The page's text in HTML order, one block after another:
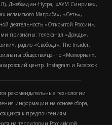
Джебхад-ан-Нусра, «АУМ Синрике»,
исламского Магриба», «Сеть»,
деятельность «Открытой России»,
признаны: телеканал «Дождь»,
радио «Свобода», The Insider,
общество/центр «Мемориал»,
центр. Instagram и Facebook
рекомендательные технологии
информации на основе сбора,
к предпочтениям